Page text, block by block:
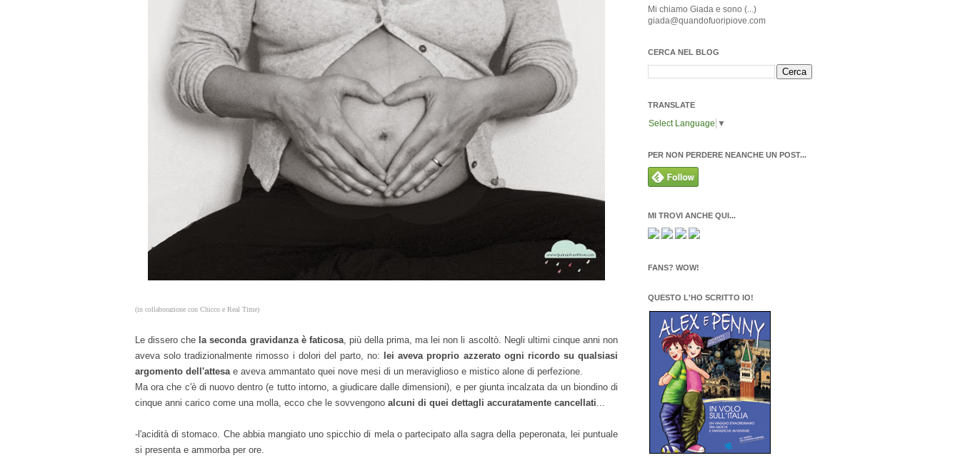
(in collaborazione con Chicco e Real Time)
Le dissero che la seconda gravidanza è faticosa, più della prima, ma lei non li ascoltò. Negli ultimi cinque anni non
aveva solo tradizionalmente rimosso i dolori del parto, no:
lei aveva proprio azzerato ogni ricordo su qualsiasi
argomento dell'attesae aveva ammantato quei nove mesi di un meraviglioso e mistico alone di perfezione.
Ma ora che c'è di nuovo dentro (e tutto intorno, a giudicare dalle dimensioni), e per giunta incalzata da un biondino di
cinque anni carico come una molla, ecco che le sovvengono alcuni di quei dettagli accuratamente cancellati...
-l'acidità di stomaco. Che abbia mangiato uno spicchio di mela o partecipato alla sagra della peperonata, lei puntuale
si presenta e ammorba per ore.
Mi chiamo Giada e sono (...)
giada@quandofuoripiove.com
CERCA NEL BLOG
TRANSLATE
Select Language ▼
PER NON PERDERE NEANCHE UN POST...
MI TROVI ANCHE QUI...
FANS? WOW!
QUESTO L'HO SCRITTO IO!